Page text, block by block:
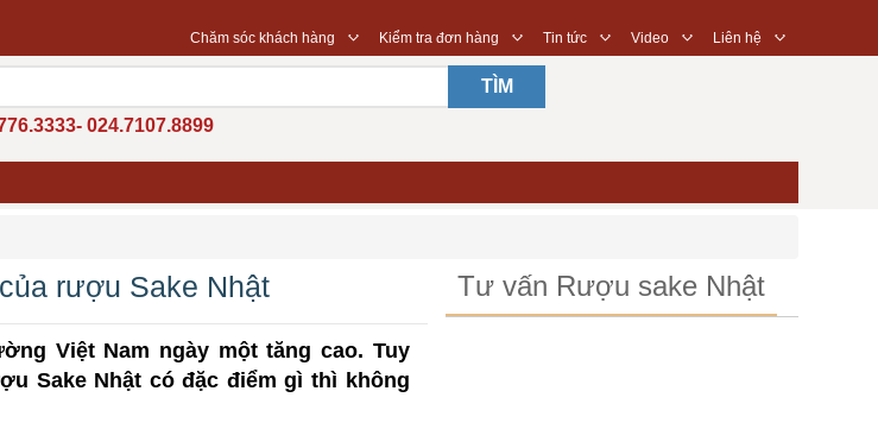
◇
Chăm sóc khách hàng ◇
Kiểm tra đơn hàng ◇
Tin tức ◇
Video ◇
Liên hệ
TÌM
024.7107.8899
rượu Sake Nhật
Việt Nam ngày một tăng cao. Tuy
Sake Nhật có đặc điểm gì thì không
Tư vấn Rượu sake Nhật